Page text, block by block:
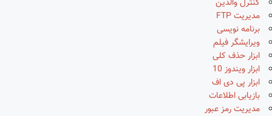
کنترل والدین
مدیریت FTP
برنامه نویسی
ویرایشگر فیلم
ابزار حذف کلی
ابزار ویندوز 10
ابزار پی دی اف
بازیابی اطلاعات
مدیریت رمز عبور